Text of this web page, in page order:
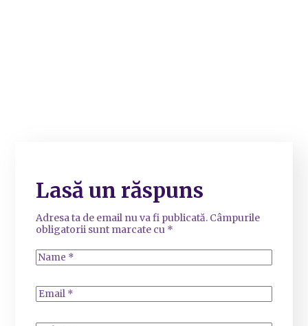
Lasă un răspuns
Adresa ta de email nu va fi publicată. Câmpurile
obligatorii sunt marcate cu *